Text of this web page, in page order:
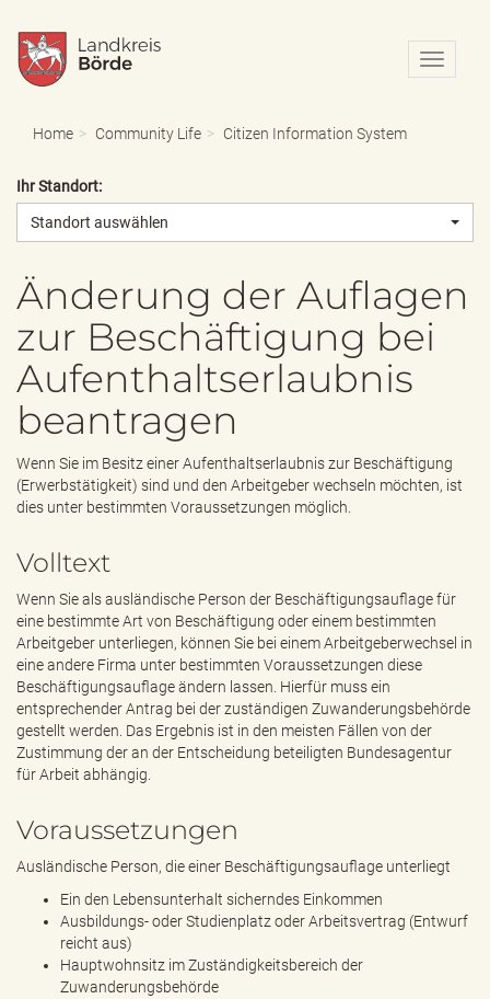
N
a
o
i
n
-
b
l
Home Community Life Citizen Information System
Ihr Standort:
Standort auswählen
Änderung der Auflagen
zur Beschäftigung bei
Aufenthaltserlaubnis
beantragen
Wenn Sie im Besitz einer Aufenthaltserlaubnis zur Beschäftigung
(Erwerbstätigkeit) sind und den Arbeitgeber wechseln möchten, ist
dies unter bestimmten Voraussetzungen möglich.
Volltext
Wenn Sie als ausländische Person der Beschäftigungsauflage für
eine bestimmte Art von Beschäftigung oder einem bestimmten
Arbeitgeber unterliegen, können Sie bei einem Arbeitgeberwechsel in
eine andere Firma unter bestimmten Voraussetzungen diese
Beschäftigungsauflage ändern lassen. Hierfür muss ein
entsprechender Antrag bei der zuständigen Zuwanderungsbehörde
gestellt werden. Das Ergebnis ist in den meisten Fällen von der
Zustimmung der an der Entscheidung beteiligten Bundesagentur
für Arbeit abhängig.
Voraussetzungen
Ausländische Person, die einer Beschäftigungsauflage unterliegt
Ein den Lebensunterhalt sicherndes Einkommen
Ausbildungs- oder Studienplatz oder Arbeitsvertrag (Entwurf
reicht aus)
Hauptwohnsitz im Zuständigkeitsbereich der
Zuwanderungsbehörde